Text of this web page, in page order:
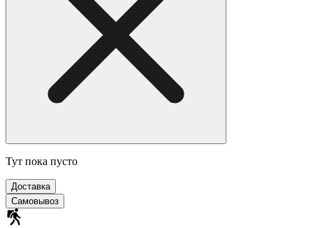
Тут пока пусто
Доставка
Самовывоз